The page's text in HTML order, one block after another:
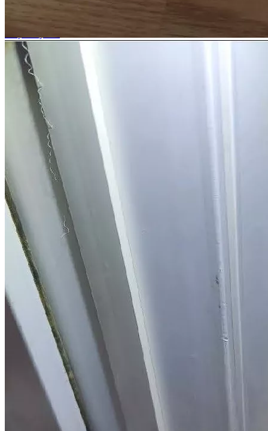
недостатков, если в акте приема-передачи квартиры
Согласно ст. 756 ГК РФ, а также ст. 7 Федерального закона от
30.12.2004 № 214-ФЗ (ред. от 31.12.2017) "Об участии в
долевом строительстве многоквартирных домов и иных
объектов недвижимости и...
Можно ли делать ремонт в квартире, если я обратился в суд с
иском о взыскании компенсации за дефекты в отделке?
В связи с тем, что в ходе судебного процесса застройщик
может ходатайствовать о проведении судебной строительно-
технической экспертизы или суд может назначить судебную
экспертизу по своей инициати...
Может ли суд снизить стоимость устранения строительных
недостатков по своему устранению?
Нет, суд при вынесении решения должен руководствоваться
заключением специалиста или судебного эксперта, в случае
проведения судебной экспертизы. В связи с тем, что суд не
обладает специальными поз...
Юридическая фирма “Двитекс” с 2010 года защищает
дольщиков в спорах с застройщиками. С нашей практикой по
взысканию компенсации за строительные недостатки и
некачественную отделку с застройщиков вы можете
ознакомиться в разделе "
Наш опыт
". Мы регулярно следим за
изменениями законодательства и практикой разрешения
споров по ДДУ, поэтому можем предоставить вам самый
эффективный и быстрый способ решения вашей проблемы.
При этом мы предлагаем комплексные услуги юристов и
строительных экспертов.
Обращаясь к нам, вы в первую очередь получаете
консультацию от профильного юриста. Он задаст уточняющие
вопросы, детально проанализирует предоставленные
документы, разработает эффективный план действий для
каждого конкретного случая, оценит возможную сумму
взыскания и представит вам предложение со стоимостью
услуги. При этом мы гибко подходим к порядку оплаты
юридических услуг, предлагая разные пакеты услуг и